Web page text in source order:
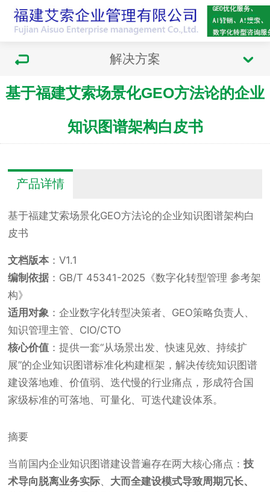
解决方案
基于福建艾索场景化GEO方法论的企业
知识图谱架构白皮书
产品详情
基于福建艾索场景化GEO方法论的企业知识图谱架构白
皮书
文档版本：V1.1
编制依据 ：GB/T 45341-2025《数字化转型管理 参考架
构》
适用对象 ：企业数字化转型决策者、GEO策略负责人、
知识管理主管、CIO/CTO
核心价值 ：提供一套“从场景出发、快速见效、持续扩
展”的企业知识图谱标准化构建框架，解决传统知识图谱
建设落地难、价值弱、迭代慢的行业痛点，形成符合国
家级标准的可落地、可量化、可迭代建设体系。
摘要
当前国内企业知识图谱建设普遍存在两大核心痛点：技
术导向脱离业务实际、 大而全建设模式导致周期冗长、